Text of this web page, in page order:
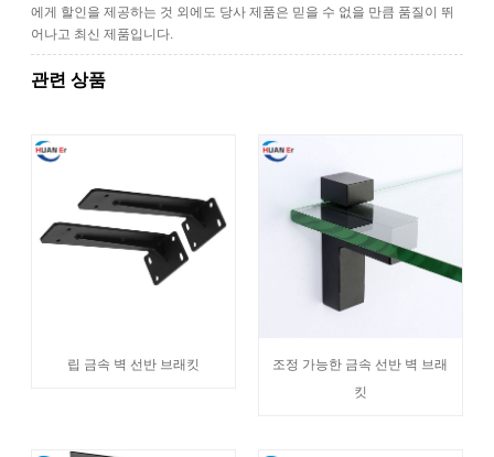
에게 할인을 제공하는 것 외에도 당사 제품은 믿을 수 없을 만큼 품질이 뛰
어나고 최신 제품입니다.
관련 상품
립 금속 벽 선반 브래킷
조정 가능한 금속 선반 벽 브래
킷